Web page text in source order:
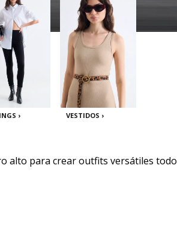
› VESTIDOS ›
alto para crear outfits versátiles